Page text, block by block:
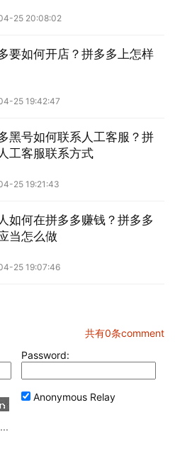
25 20:08:02
要如何开店？拼多多上怎样
25 19:42:47
黑号如何联系人工客服？拼
工客服联系方式
25 19:21:43
如何在拼多多赚钱？拼多多
当怎么做
25 19:07:46
共有0条comment
Password:
Anonymous Relay